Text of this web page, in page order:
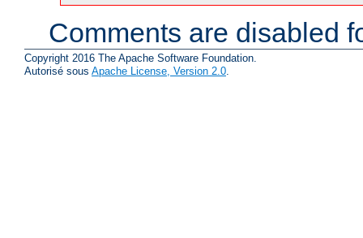
Comments are disabled
Copyright 2016 The Apache Software Foundation.
Autorisé sous Apache License, Version 2.0